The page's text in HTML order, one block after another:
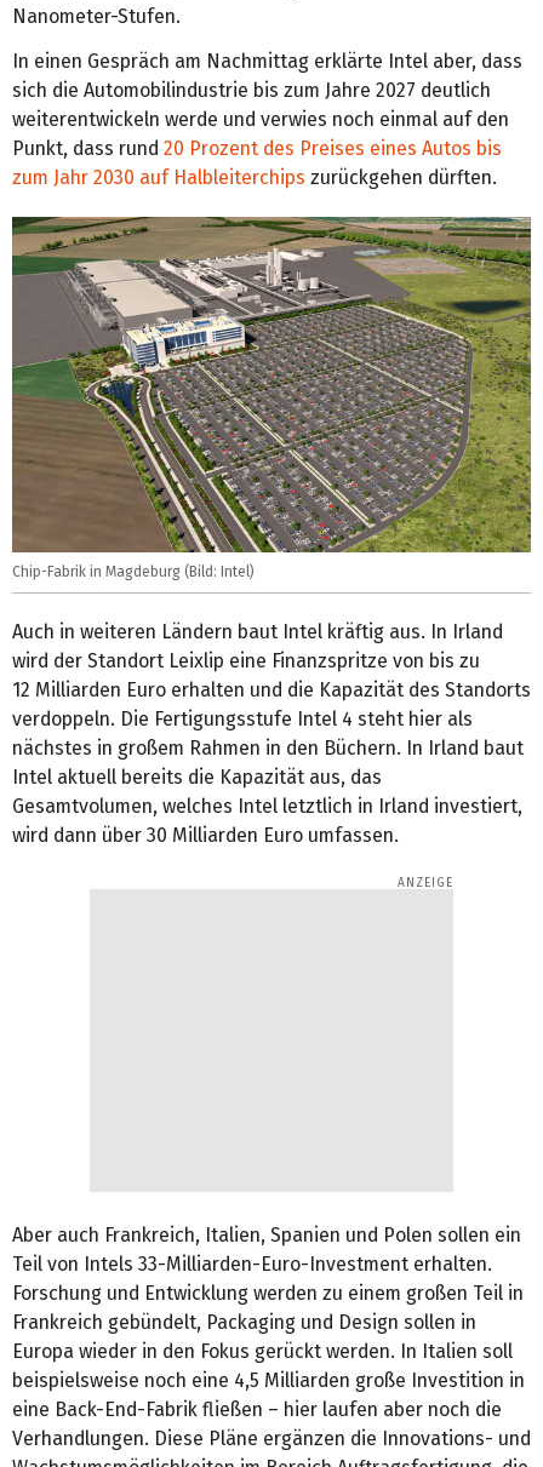
Nanometer-Stufen.
In einen Gespräch am Nachmittag erklärte Intel aber, dass
sich die Automobilindustrie bis zum Jahre 2027 deutlich
weiterentwickeln werde und verwies noch einmal auf den
Punkt, dass rund 20 Prozent des Preises eines Autos bis
zum Jahr 2030 auf Halbleiterchips zurückgehen dürften.
Chip-Fabrik in Magdeburg (Bild: Intel)
Auch in weiteren Ländern baut Intel kräftig aus. In Irland
wird der Standort Leixlip eine Finanzspritze von bis zu
12 Milliarden Euro erhalten und die Kapazität des Standorts
verdoppeln. Die Fertigungsstufe Intel 4 steht hier als
nächstes in großem Rahmen in den Büchern. In Irland baut
Intel aktuell bereits die Kapazität aus, das
Gesamtvolumen, welches Intel letztlich in Irland investiert,
wird dann über 30 Milliarden Euro umfassen.
Aber auch Frankreich, Italien, Spanien und Polen sollen ein
Teil von Intels 33-Milliarden-Euro-Investment erhalten.
Forschung und Entwicklung werden zu einem großen Teil in
Frankreich gebündelt, Packaging und Design sollen in
Europa wieder in den Fokus gerückt werden. In Italien soll
beispielsweise noch eine 4,5 Milliarden große Investition in
eine Back-End-Fabrik fließen – hier laufen aber noch die
Verhandlungen. Diese Pläne ergänzen die Innovations- und